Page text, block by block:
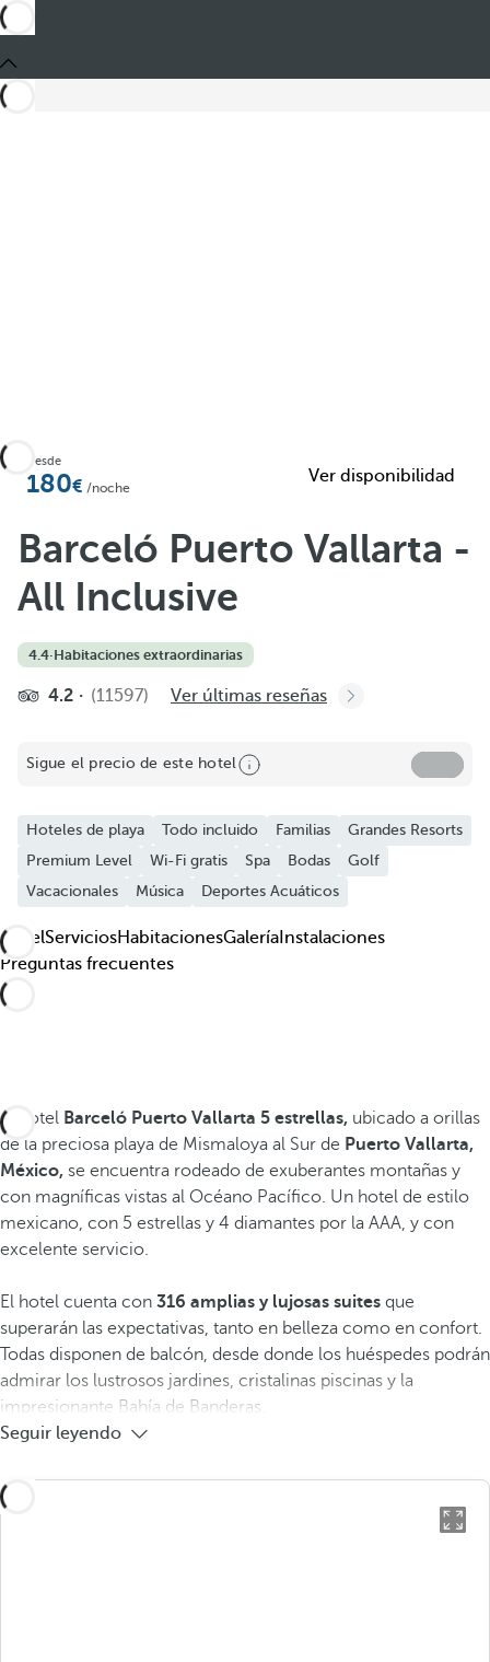
Añadir a favoritos
Ver más fotos y vídeos
Desde
180 /noche
Ver disponibilidad
Barceló Puerto Vallarta -
All Inclusive
4.4·Habitaciones extraordinarias
4.2 (11597) Ver últimas reseñas
Sigue el precio de este hotel
Hoteles de playa Todo incluido Familias
Grandes Resorts
Premium Level
Wi-Fi gratis Spa Bodas
Golf
Vacacionales
Música Deportes Acuáticos
HotelServiciosHabitacionesGalería Instalaciones
Preguntas frecuentes
El hotel Barceló Puerto Vallarta 5 estrellas, ubicado a orillas
de la preciosa playa de Mismaloya al Sur de Puerto Vallarta,
México, se encuentra rodeado de exuberantes montañas y
con magníficas vistas al Océano Pacífico. Un hotel de estilo
mexicano, con 5 estrellas y 4 diamantes por la AAA, y con
excelente servicio.
El hotel cuenta con 316 amplias y lujosas suites que
superarán las expectativas, tanto en belleza como en confort.
Todas disponen de balcón, desde donde los huéspedes podrán
admirar los lustrosos jardines, cristalinas piscinas y la
impresionante Bahía de Banderas.
Seguir leyendo